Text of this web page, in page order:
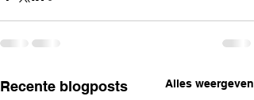
Recente blogposts Alles weergeven